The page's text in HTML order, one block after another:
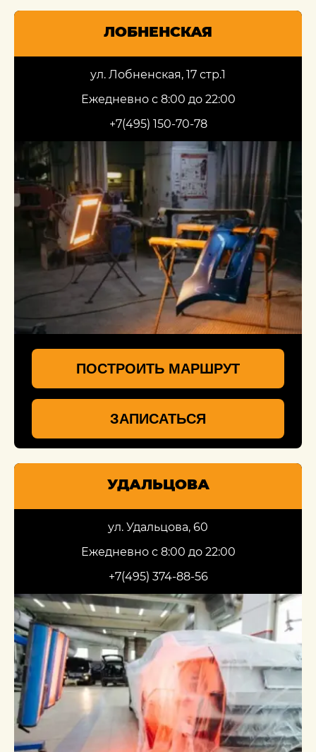
ЛОБНЕНСКАЯ
ул. Лобненская, 17 стр.1
Ежедневно с 8:00 до 22:00
+7(495) 150-70-78
ПОСТРОИТЬ МАРШРУТ
ЗАПИСАТЬСЯ
УДАЛЬЦОВА
ул. Удальцова, 60
Ежедневно с 8:00 до 22:00
+7(495) 374-88-56